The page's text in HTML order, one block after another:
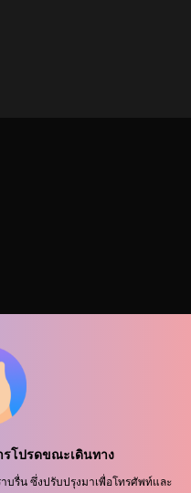
รโปรดขณะเดินทาง
บรื่น ซึ่งปรับปรุงมาเพื่อโทรศัพท์และ